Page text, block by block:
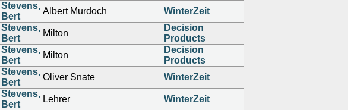
Stevens,
Bert
Albert Murdoch WinterZeit
Stevens,
Bert
Milton
Decision
Products
Stevens,
Bert
Milton
Decision
Products
Stevens,
Bert
Oliver Snate WinterZeit
Stevens,
Bert
Lehrer WinterZeit